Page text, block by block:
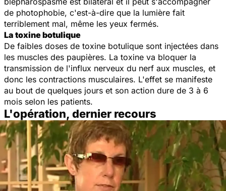
de photophobie, c'est-à-dire que la lumière fait
terriblement mal, même les yeux fermés.
La toxine botulique
De faibles doses de toxine botulique sont injectées dans
les muscles des paupières. La toxine va bloquer la
transmission de l'influx nerveux du nerf aux muscles, et
donc les contractions musculaires. L'effet se manifeste
au bout de quelques jours et son action dure de 3 à 6
mois selon les patients.
L'opération, dernier recours